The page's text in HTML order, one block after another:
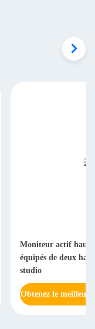
Moniteur actif haut-
équipés de deux
studio
Obtenez le meilleur